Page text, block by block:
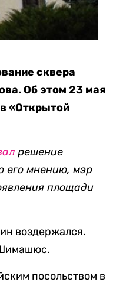
сквера
Об этом 23 мая
«Открытой
решение
его мнению, мэр
площади
воздержался.
посольством в